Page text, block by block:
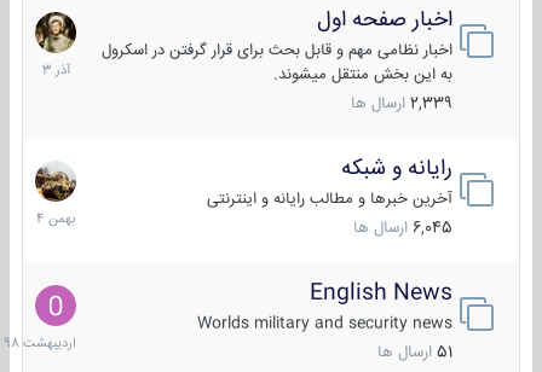
اخبار صفحه اول
اخبار نظامی مهم و قابل بحث برای قرار گرفتن در اسکرول
به این بخش منتقل میشوند.
2,339 ارسال ها
7
آذر
1403
رایانه و شبکه
آخرین خبرها و مطالب رایانه و اینترنتی
6,045 ارسال ها
30
بهمن
1404
English News
Worlds military and security news
51 ارسال ها
10
1398